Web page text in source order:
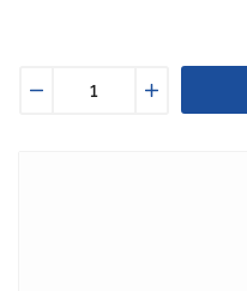
Увеличить